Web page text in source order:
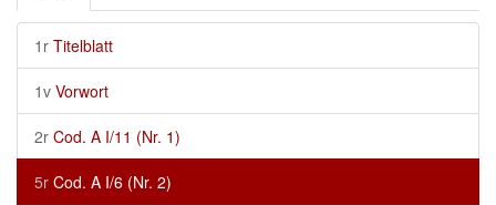
1r Titelblatt
1v Vorwort
2r Cod. A I/11 (Nr. 1)
5r Cod. A I/6 (Nr. 2)